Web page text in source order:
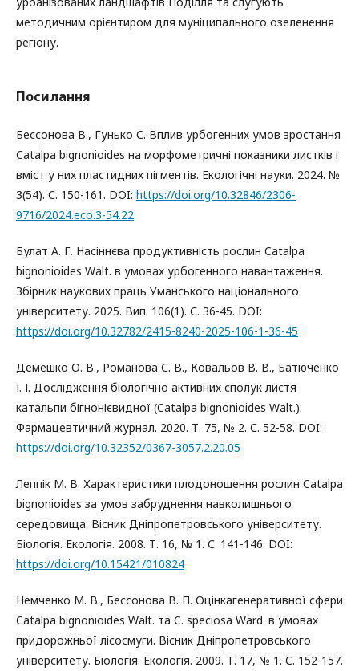
методичним орієнтиром для муніципального озеленення
регіону.
Посилання
Бессонова В., Гунько С. Вплив урбогенних умов зростання
Catalpa bignonioides на морфометричні показники листків і
вміст у них пластидних пігментів. Екологічні науки. 2024. №
3(54). С. 150-161. DOI: https://doi.org/10.32846/2306-
9716/2024.eco.3-54.22
Булат А. Г. Насіннєва продуктивність рослин Catalpa
bignonioides Walt. в умовах урбогенного навантаження.
Збірник наукових праць Уманського національного
університету. 2025. Вип. 106(1). С. 36-45. DOI:
https://doi.org/10.32782/2415-8240-2025-106-1-36-45
Демешко О. В., Романова С. В., Ковальов В. В., Батюченко
І. І. Дослідження біологічно активних сполук листя
катальпи бігнонієвидної (Catalpa bignonioides Walt.).
Фармацевтичний журнал. 2020. Т. 75, № 2. С. 52-58. DOI:
https://doi.org/10.32352/0367-3057.2.20.05
Леппік М. В. Характеристики плодоношення рослин Catalpa
bignonioides за умов забруднення навколишнього
середовища. Вісник Дніпропетровського університету.
Біологія. Екологія. 2008. Т. 16, № 1. С. 141-146. DOI:
https://doi.org/10.15421/010824
Немченко М. В., Бессонова В. П. Оцінкагенеративної сфери
Catalpa bignonioides Walt. та C. speciosa Ward. в умовах
придорожньої лісосмуги. Вісник Дніпропетровського
університету. Біологія. Екологія. 2009. Т. 17, № 1. С. 152-157.